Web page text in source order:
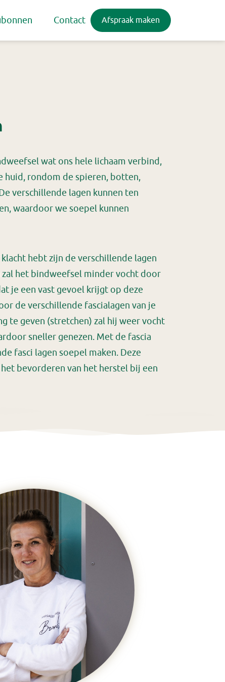
Contact Afspraak maken
wat ons hele lichaam verbind,
huid, rondom de spieren, botten,
verschillende lagen kunnen ten
waardoor we soepel kunnen
hebt zijn de verschillende lagen
het bindweefsel minder vocht door
je een vast gevoel krijgt op deze
de verschillende fascialagen van je
te geven (stretchen) zal hij weer vocht
sneller genezen. Met de fascia
fasci lagen soepel maken. Deze
bevorderen van het herstel bij een